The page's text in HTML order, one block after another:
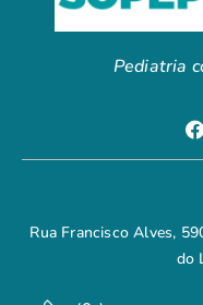
Pediatria
Rua Francisco Alves,
do